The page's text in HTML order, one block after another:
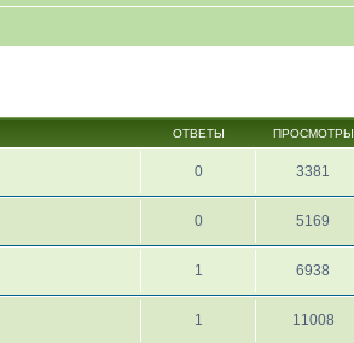
ОТВЕТЫ ПРОСМОТРЫ
0 3381
0 5169
1 6938
1 11008